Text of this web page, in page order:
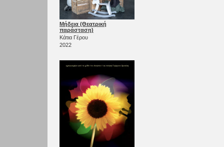
Μήδεια (Θεατρική
παράσταση)
Κάτια Γέρου
2022